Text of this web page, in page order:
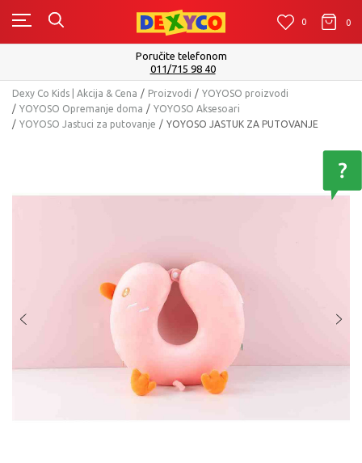
0 0 0
Poručite telefonom
011/715 98 40
Dexy Co Kids | Akcija & Cena Proizvodi
YOYOSO proizvodi
YOYOSO Opremanje doma
YOYOSO Aksesoari
YOYOSO Jastuci za putovanje
YOYOSO JASTUK ZA PUTOVANJE